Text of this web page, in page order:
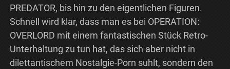
PREDATOR, bis hin zu den eigentlichen Figuren.
Schnell wird klar, dass man es bei OPERATION:
OVERLORD mit einem fantastischen Stück Retro-
Unterhaltung zu tun hat, das sich aber nicht in
dilettantischem Nostalgie-Porn suhlt, sondern den